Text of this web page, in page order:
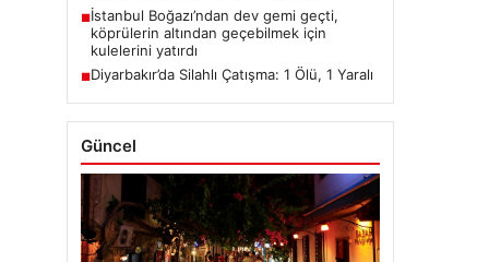
■İstanbul Boğazı’ndan dev gemi geçti,
köprülerin altından geçebilmek için
kulelerini yatırdı
■Diyarbakır’da Silahlı Çatışma: 1 Ölü, 1 Yaralı
Güncel